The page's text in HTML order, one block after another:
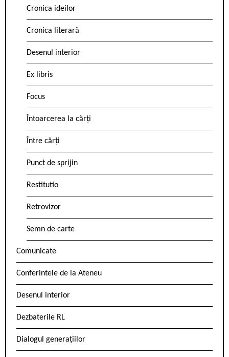
Cronica ideilor
Cronica literară
Desenul interior
Ex libris
Focus
Întoarcerea la cărți
Între cărți
Punct de sprijin
Restitutio
Retrovizor
Semn de carte
Comunicate
Conferintele de la Ateneu
Desenul interior
Dezbaterile RL
Dialogul generațiilor